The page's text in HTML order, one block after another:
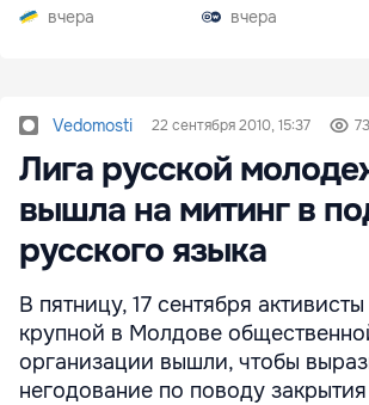
вчера
вчера
Vedomosti 22 сентября 2010, 15:37
Лига русской
вышла на митинг в
русского языка
В пятницу, 17 сентября
крупной в Молдове
организации вышли, чтобы
негодование по поводу